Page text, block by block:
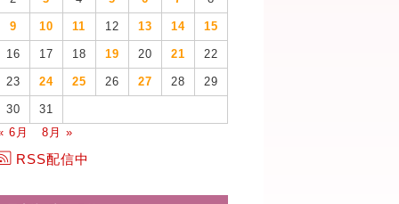
9 10 11 12 13 14 15
16 17 18 19 20 21 22
23 24 25 26 27 28 29
30
31
6月
8月 »
RSS配信中